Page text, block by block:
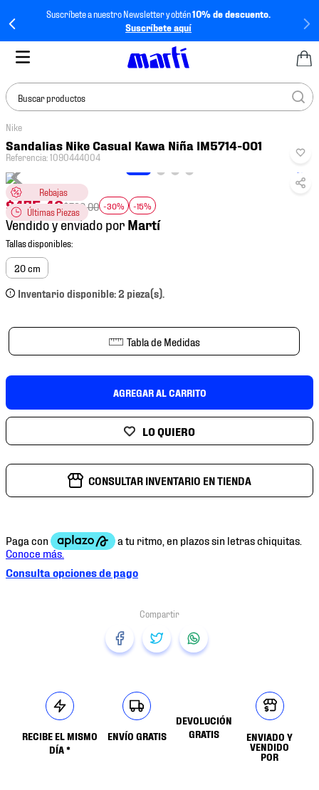
Suscríbete a nuestro Newsletter y obtén10% de descuento.
Suscríbete aquí
Buscar productos
Nike
Sandalias Nike Casual Kawa Niña IM5714-001
Referencia:1090444004
Rebajas
Últimas Piezas
$475.40$799.00 -30% -15%
Vendido y enviado por
20 cm
Inventario disponible: 2 pieza(s).
Tabla de Medidas
AGREGAR AL CARRITO
CONSULTAR INVENTARIO EN TIENDA
Consulta opciones de pago
RECIBE EL MISMO
DÍA *
ENVÍO GRATIS
DEVOLUCIÓN
GRATIS
ENVIADO Y
VENDIDO
POR
TÉRMINOS MÁS
BUSCADOS
1.
2.
tenis hombre
3.
tenis
4.
tenis futbol
5.
jersey
6.
mochila
7.
mochilas
9.
tenis niño